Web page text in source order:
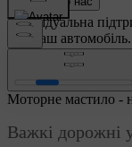
Індивідуальна
про ваш автомобіль.
Моторне мастило -
Важкі дорожні